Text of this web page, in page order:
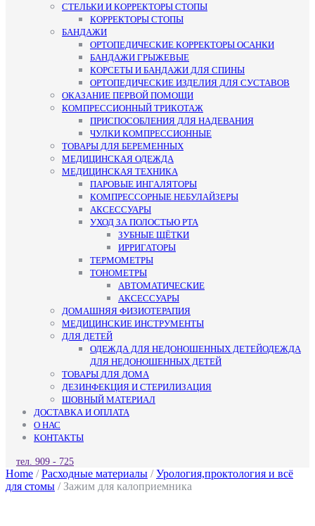
СТЕЛЬКИ И КОРРЕКТОРЫ СТОПЫ
КОРРЕКТОРЫ СТОПЫ
БАНДАЖИ
ОРТОПЕДИЧЕСКИЕ КОРРЕКТОРЫ ОСАНКИ
БАНДАЖИ ГРЫЖЕВЫЕ
КОРСЕТЫ И БАНДАЖИ ДЛЯ СПИНЫ
ОРТОПЕДИЧЕСКИЕ ИЗДЕЛИЯ ДЛЯ СУСТАВОВ
ОКАЗАНИЕ ПЕРВОЙ ПОМОЩИ
КОМПРЕССИОННЫЙ ТРИКОТАЖ
ПРИСПОСОБЛЕНИЯ ДЛЯ НАДЕВАНИЯ
ЧУЛКИ КОМПРЕССИОННЫЕ
ТОВАРЫ ДЛЯ БЕРЕМЕННЫХ
МЕДИЦИНСКАЯ ОДЕЖДА
МЕДИЦИНСКАЯ ТЕХНИКА
ПАРОВЫЕ ИНГАЛЯТОРЫ
КОМПРЕССОРНЫЕ НЕБУЛАЙЗЕРЫ
АКСЕССУАРЫ
УХОД ЗА ПОЛОСТЬЮ РТА
ЗУБНЫЕ ЩЁТКИ
ИРРИГАТОРЫ
ТЕРМОМЕТРЫ
ТОНОМЕТРЫ
АВТОМАТИЧЕСКИЕ
АКСЕССУАРЫ
ДОМАШНЯЯ ФИЗИОТЕРАПИЯ
МЕДИЦИНСКИЕ ИНСТРУМЕНТЫ
ДЛЯ ДЕТЕЙ
ОДЕЖДА ДЛЯ НЕДОНОШЕННЫХ ДЕТЕЙОДЕЖДА
ДЛЯ НЕДОНОШЕННЫХ ДЕТЕЙ
ТОВАРЫ ДЛЯ ДОМА
ДЕЗИНФЕКЦИЯ И СТЕРИЛИЗАЦИЯ
ШОВНЫЙ МАТЕРИАЛ
ДОСТАВКА И ОПЛАТА
О НАС
КОНТАКТЫ
КНОПКА
ЗАКРЫТЬ
тел. 909 - 725
Home /Расходные материалы /Урология,проктология и всё
для стомы / Зажим для калоприемника